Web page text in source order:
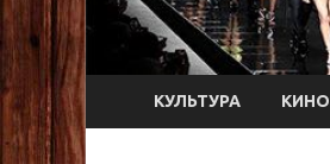
КУЛЬТУРА КИНО